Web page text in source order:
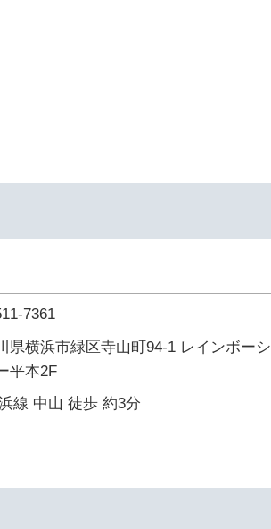
7361
県横浜市緑区寺山町94-1 レインボーシ
平本2F
線 中山 徒歩 約3分